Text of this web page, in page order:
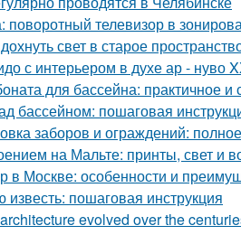
поворотный телевизор в
свет в старое
с интерьером в духе ар - нуво
для бассейна: практичное
бассейном: пошаговая
заборов и ограждений:
на Мальте: принты, свет и
в Москве: особенности и
известь: пошаговая инструкция
evolved over the